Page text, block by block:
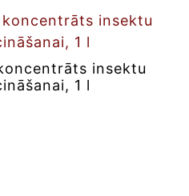
insektu
1 l